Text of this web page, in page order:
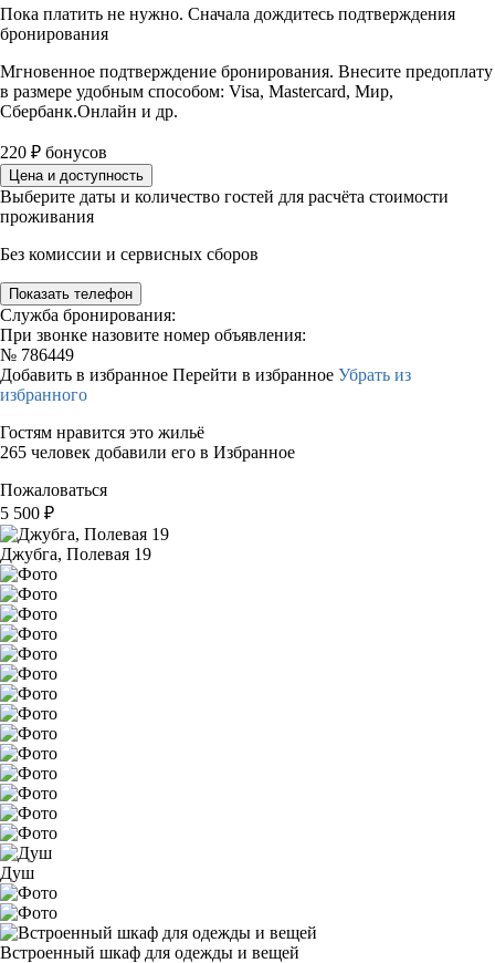
Пока платить не нужно. Сначала дождитесь подтверждения
бронирования
Мгновенное подтверждение бронирования. Внесите предоплату
в размере удобным способом: Visa, Mastercard, Мир,
Сбербанк.Онлайн и др.
220 ₽ бонусов
Цена и доступность
Выберите даты и количество гостей для расчёта стоимости
проживания
Без комиссии и сервисных сборов
Показать телефон
Служба бронирования:
При звонке назовите номер объявления:
№ 786449
Добавить в избранное Перейти в избранное Убрать из
избранного
Гостям нравится это жильё
265 человек добавили его в Избранное
Пожаловаться
5 500 ₽
Джубга, Полевая 19
Душ
Встроенный шкаф для одежды и вещей